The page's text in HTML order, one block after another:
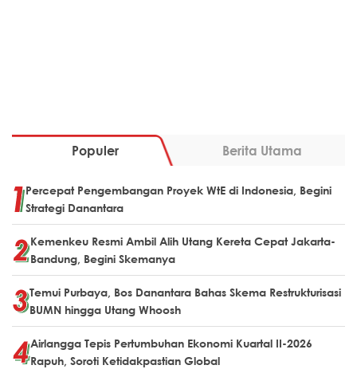
Populer Berita Utama
Percepat Pengembangan Proyek WtE di Indonesia, Begini
Strategi Danantara
Kemenkeu Resmi Ambil Alih Utang Kereta Cepat Jakarta-
Bandung, Begini Skemanya
Temui Purbaya, Bos Danantara Bahas Skema Restrukturisasi
BUMN hingga Utang Whoosh
Airlangga Tepis Pertumbuhan Ekonomi Kuartal II-2026
Rapuh, Soroti Ketidakpastian Global